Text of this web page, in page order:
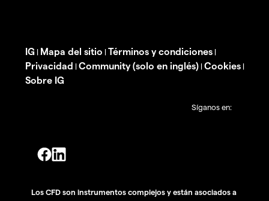
IG | Mapa del sitio | Términos y condiciones |
Privacidad | Community (solo en inglés) | Cookies |
Sobre IG
Síganos en:
Los CFD son instrumentos complejos y están asociados a